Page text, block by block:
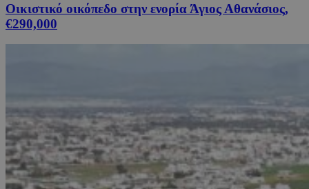
Οικιστικό οικόπεδο στην ενορία Άγιος Αθανάσιος,
€290,000